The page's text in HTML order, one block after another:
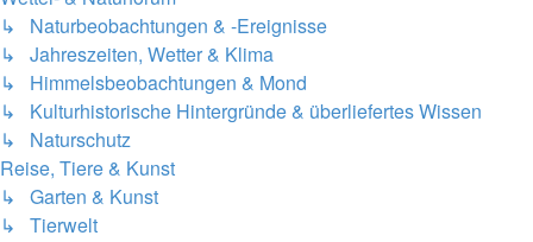
↳ Naturbeobachtungen & -Ereignisse
↳ Jahreszeiten, Wetter & Klima
↳ Himmelsbeobachtungen & Mond
↳ Kulturhistorische Hintergründe & überliefertes Wissen
↳ Naturschutz
Reise, Tiere & Kunst
↳ Garten & Kunst
↳ Tierwelt